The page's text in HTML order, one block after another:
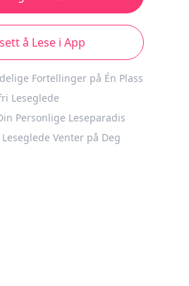
å Lese i App
Fortellinger på Én Plass
Leseglede
Personlige Leseparadis
Venter på Deg